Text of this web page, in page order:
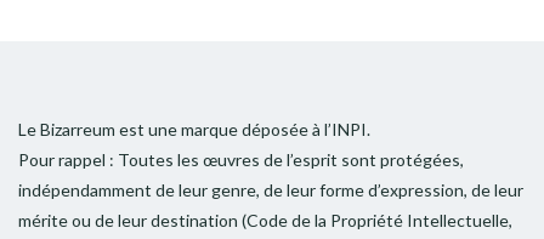
Le Bizarreum est une marque déposée à l’INPI.
Pour rappel : Toutes les œuvres de l’esprit sont protégées,
indépendamment de leur genre, de leur forme d’expression, de leur
mérite ou de leur destination (Code de la Propriété Intellectuelle,